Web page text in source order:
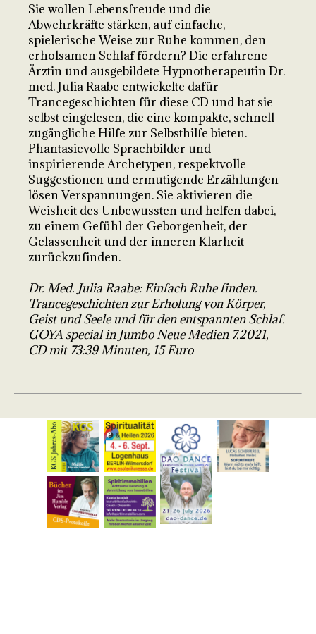
Sie wollen Lebensfreude und die
Abwehrkräfte stärken, auf einfache,
spielerische Weise zur Ruhe kommen, den
erholsamen Schlaf fördern? Die erfahrene
Ärztin und ausgebildete Hypnotherapeutin Dr.
med. Julia Raabe entwickelte dafür
Trancegeschichten für diese CD und hat sie
selbst eingelesen, die eine kompakte, schnell
zugängliche Hilfe zur Selbsthilfe bieten.
Phantasievolle Sprachbilder und
inspirierende Archetypen, respektvolle
Suggestionen und ermutigende Erzählungen
lösen Verspannungen. Sie aktivieren die
Weisheit des Unbewussten und helfen dabei,
zu einem Gefühl der Geborgenheit, der
Gelassenheit und der inneren Klarheit
zurückzufinden.
Dr. Med. Julia Raabe: Einfach Ruhe finden.
Trancegeschichten zur Erholung von Körper,
Geist und Seele und für den entspannten Schlaf.
GOYA special in Jumbo Neue Medien 7.2021,
CD mit 73:39 Minuten, 15 Euro